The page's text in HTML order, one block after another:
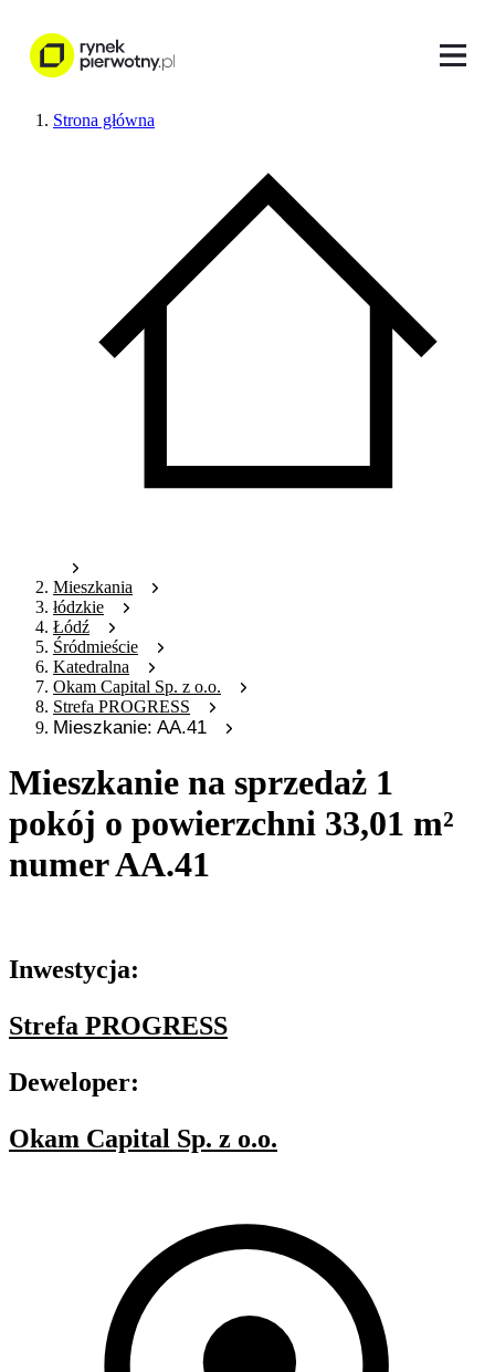
Strona główna
Mieszkania
łódzkie
Łódź
Śródmieście
Katedralna
Okam Capital Sp. z o.o.
Strefa PROGRESS
Mieszkanie: AA.41
Mieszkanie na sprzedaż 1
pokój o powierzchni 33,01 m²
numer AA.41
Inwestycja:
Strefa PROGRESS
Deweloper:
Okam Capital Sp. z o.o.